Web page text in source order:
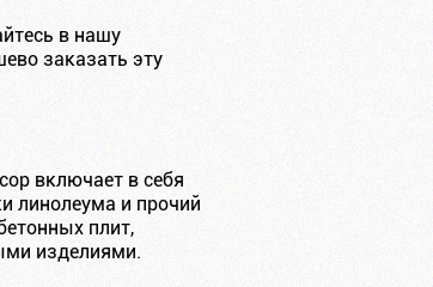
в нашу
заказать эту
включает в себя
линолеума и прочий
плит,
изделиями.